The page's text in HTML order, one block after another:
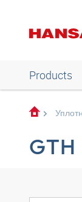
Products